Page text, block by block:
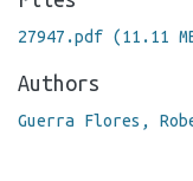
27947.pdf (11.11
Authors
Guerra Flores,